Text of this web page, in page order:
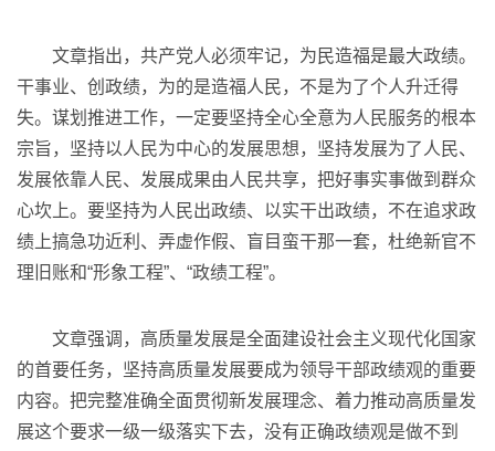
文章指出，共产党人必须牢记，为民造福是最大政绩。
干事业、创政绩，为的是造福人民，不是为了个人升迁得
失。谋划推进工作，一定要坚持全心全意为人民服务的根本
宗旨，坚持以人民为中心的发展思想，坚持发展为了人民、
发展依靠人民、发展成果由人民共享，把好事实事做到群众
心坎上。要坚持为人民出政绩、以实干出政绩，不在追求政
绩上搞急功近利、弄虚作假、盲目蛮干那一套，杜绝新官不
理旧账和“形象工程”、“政绩工程”。
文章强调，高质量发展是全面建设社会主义现代化国家
的首要任务，坚持高质量发展要成为领导干部政绩观的重要
内容。把完整准确全面贯彻新发展理念、着力推动高质量发
展这个要求一级一级落实下去，没有正确政绩观是做不到